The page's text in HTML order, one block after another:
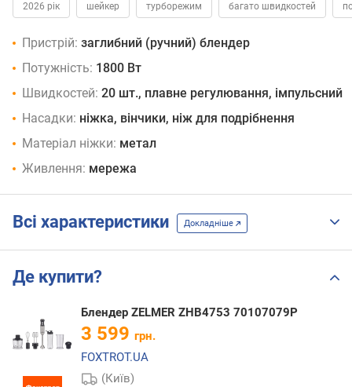
2026 рік шейкер турборежим багато швидкостей
Пристрій: заглибний (ручний) блендер
Потужність: 1800 Вт
Швидкостей: 20 шт., плавне регулювання, імпульсний
Насадки: ніжка, вінчики, ніж для подрібнення
Матеріал ніжки: метал
Живлення: мережа
Всі характеристики Докладніше
Де купити?
Блендер ZELMER ZHB4753 70107079P
3 599 грн.
FOXTROT.UA
(Київ)